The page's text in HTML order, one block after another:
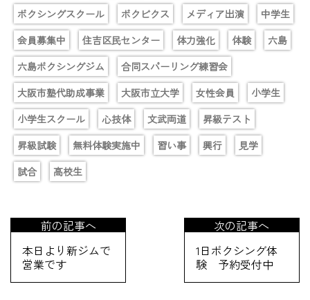
ボクシングスクール
ボクビクス メディア出演
中学生
会員募集中
住吉区民センター 体力強化 体験
六島
六島ボクシングジム
合同スパーリング練習会
大阪市塾代助成事業
大阪市立大学 女性会員
小学生
小学生スクール
心技体 文武両道
昇級テスト
昇級試験
無料体験実施中 習い事 興行
見学
試合
高校生
前の記事へ
本日より新ジムで
営業です
次の記事へ
1日ボクシング体
験 予約受付中